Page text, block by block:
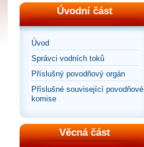
Úvodní část
Úvod
Správci vodních toků
Příslušný povodňový orgán
Příslušné související povodňové
komise
Věcná část